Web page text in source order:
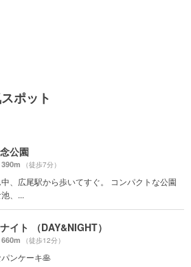
ポット
公園
390m （徒歩7分）
、広尾駅から歩いてすぐ。 コンパクトな公園
、...
イト （DAY&NIGHT）
660m （徒歩12分）
ンケーキ🥞